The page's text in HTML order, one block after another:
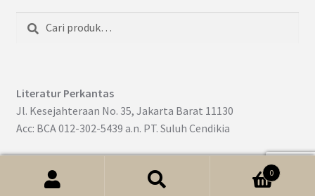
Pencarian
Cari
Literatur Perkantas
Jl. Kesejahteraan No. 35, Jakarta Barat 11130
Acc: BCA 012-302-5439 a.n. PT. Suluh Cendikia
© Literatur Perkantas Nasional 2022
Pencarian
0